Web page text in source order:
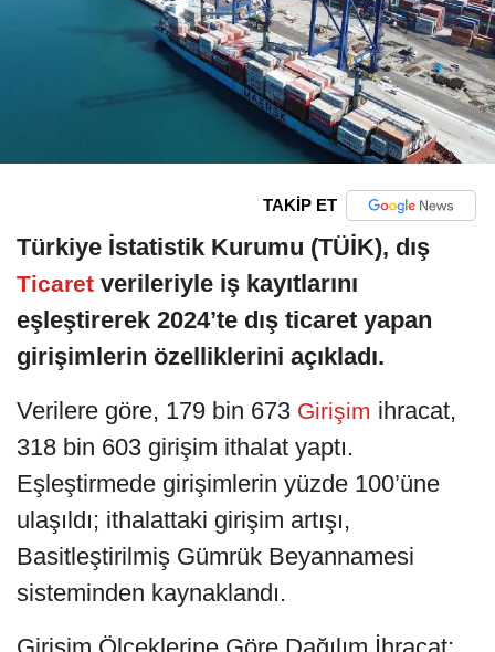
TAKİP ET
Türkiye İstatistik Kurumu (TÜİK), dış
Ticaret verileriyle iş kayıtlarını
eşleştirerek 2024’te dış ticaret yapan
girişimlerin özelliklerini açıkladı.
Verilere göre, 179 bin 673 Girişim ihracat,
318 bin 603 girişim ithalat yaptı.
Eşleştirmede girişimlerin yüzde 100’üne
ulaşıldı; ithalattaki girişim artışı,
Basitleştirilmiş Gümrük Beyannamesi
sisteminden kaynaklandı.